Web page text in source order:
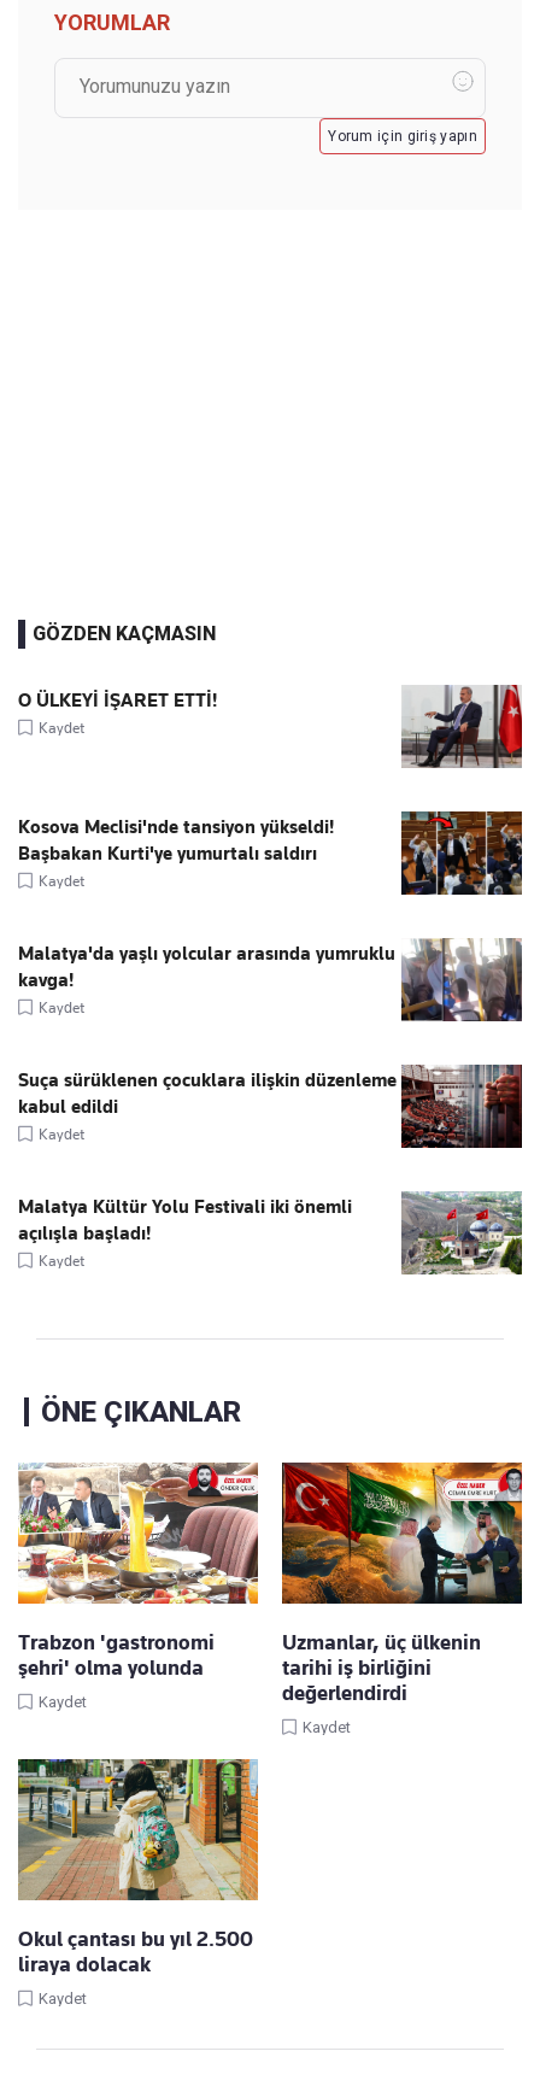
YORUMLAR
Yorum için giriş yapın
GÖZDEN KAÇMASIN
O ÜLKEYİ İŞARET ETTİ!
Kaydet
Kosova Meclisi'nde tansiyon yükseldi!
Başbakan Kurti'ye yumurtalı saldırı
Kaydet
Malatya'da yaşlı yolcular arasında yumruklu
kavga!
Kaydet
Suça sürüklenen çocuklara ilişkin düzenleme
kabul edildi
Kaydet
Malatya Kültür Yolu Festivali iki önemli
açılışla başladı!
Kaydet
ÖNE ÇIKANLAR
Trabzon 'gastronomi
şehri' olma yolunda
Kaydet
Uzmanlar, üç ülkenin
tarihi iş birliğini
değerlendirdi
Kaydet
Okul çantası bu yıl 2.500
liraya dolacak
Kaydet